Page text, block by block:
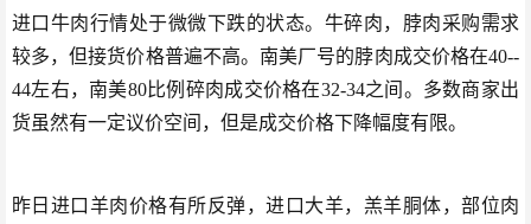
进口牛肉行情处于微微下跌的状态。牛碎肉，脖肉采购需求
较多，但接货价格普遍不高。南美厂号的脖肉成交价格在40--
44左右，南美80比例碎肉成交价格在32-34之间。多数商家出
货虽然有一定议价空间，但是成交价格下降幅度有限。
昨日进口羊肉价格有所反弹，进口大羊，羔羊胴体，部位肉